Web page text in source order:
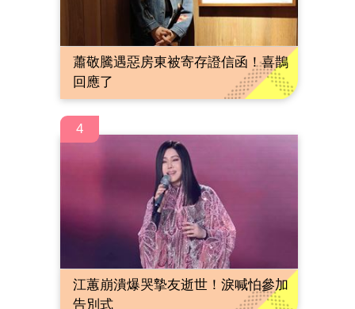
蕭敬騰遇惡房東被寄存證信函！喜鵲
回應了
4
江蕙崩潰爆哭摯友逝世！淚喊怕參加
告別式